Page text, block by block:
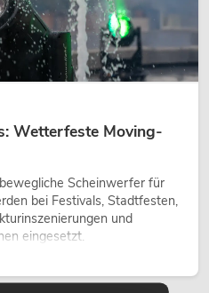
Wetterfeste Moving-
Scheinwerfer für
bei Festivals, Stadtfesten,
und
eingesetzt.